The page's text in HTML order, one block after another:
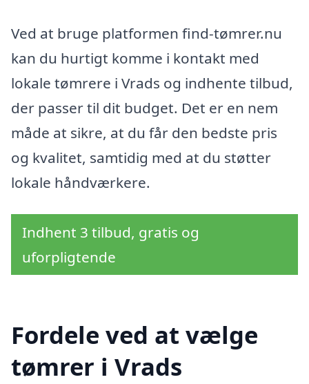
Ved at bruge platformen find-tømrer.nu
kan du hurtigt komme i kontakt med
lokale tømrere i Vrads og indhente tilbud,
der passer til dit budget. Det er en nem
måde at sikre, at du får den bedste pris
og kvalitet, samtidig med at du støtter
lokale håndværkere.
Indhent 3 tilbud, gratis og
uforpligtende
Fordele ved at vælge
tømrer i Vrads